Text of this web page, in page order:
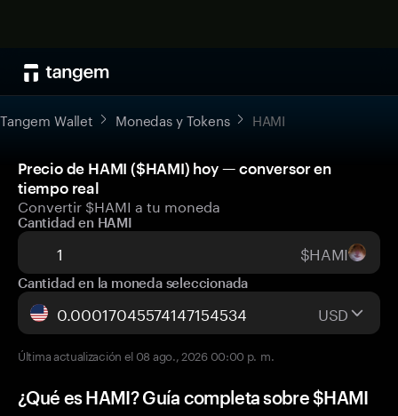
Tangem Wallet Monedas y Tokens HAMI
Precio de HAMI ($HAMI) hoy — conversor en
tiempo real
Convertir $HAMI a tu moneda
Cantidad en HAMI
$HAMI
Cantidad en la moneda seleccionada
USD
Última actualización el 08 ago., 2026 00:00 p. m.
¿Qué es HAMI? Guía completa sobre $HAMI